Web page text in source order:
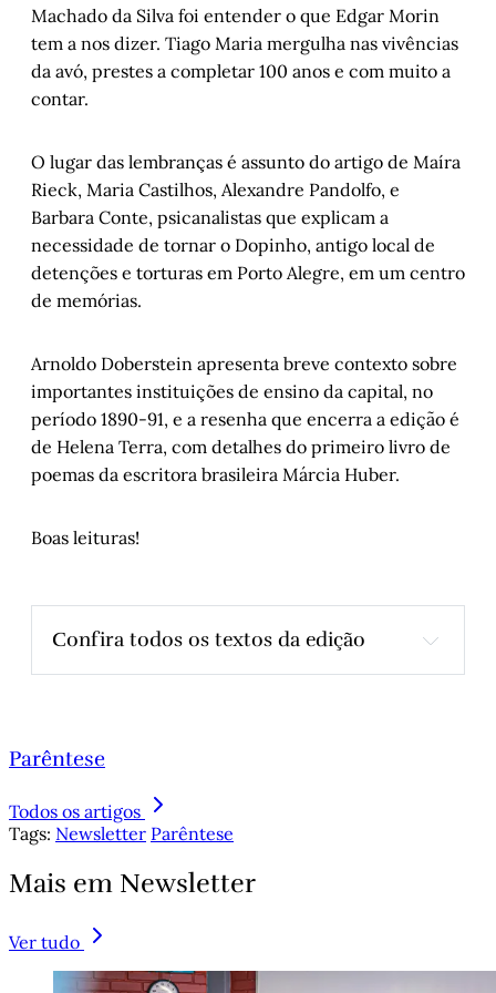
Machado da Silva foi entender o que Edgar Morin
tem a nos dizer. Tiago Maria mergulha nas vivências
da avó, prestes a completar 100 anos e com muito a
contar.
O lugar das lembranças é assunto do artigo de Maíra
Rieck, Maria Castilhos, Alexandre Pandolfo, e
Barbara Conte, psicanalistas que explicam a
necessidade de tornar o Dopinho, antigo local de
detenções e torturas em Porto Alegre, em um centro
de memórias.
Arnoldo Doberstein apresenta breve contexto sobre
importantes instituições de ensino da capital, no
período 1890-91, e a resenha que encerra a edição é
de Helena Terra, com detalhes do primeiro livro de
poemas da escritora brasileira Márcia Huber.
Boas leituras!
Confira todos os textos da edição
André D. Pares
Sumário da Vida
ENSAIOS E ARTIGOS
Conversa com Benjamin
O Diário Mongol, parte 1
Parêntese
Todos os artigos
Tags: Newsletter Parêntese
Mais em Newsletter
Ver tudo